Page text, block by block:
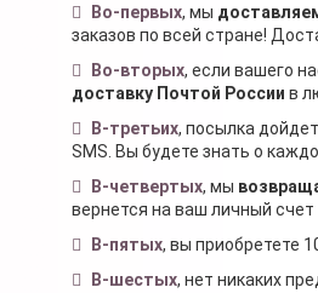
Во-первых, мы
заказов по всей стране!
Во-вторых, если вашего
доставку Почтой России в
В-третьих, посылка
SMS. Вы будете знать о
В-четвертых, мы
вернется на ваш личный счет
В-пятых, вы приобретете
В-шестых, нет никаких